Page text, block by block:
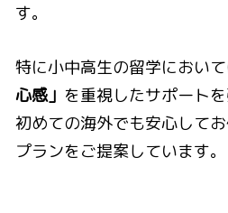
す。
特に小中高生の留学において
心感」 を重視したサポートを
初めての海外でも安心して
プランをご提案しています。